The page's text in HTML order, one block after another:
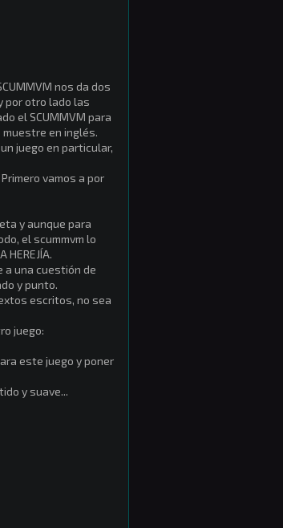
nos da dos
por otro lado las
el SCUMMVM para
en inglés.
juego en particular,
vamos a por
y aunque para
el scummvm lo
a una cuestión de
y punto.
escritos, no sea
juego:
este juego y poner
y suave...